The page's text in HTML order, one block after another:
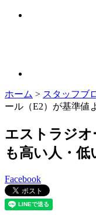
ホーム > スタッフブ
ール（E2）が基準値
エストラジオ
も高い人・低
Facebook